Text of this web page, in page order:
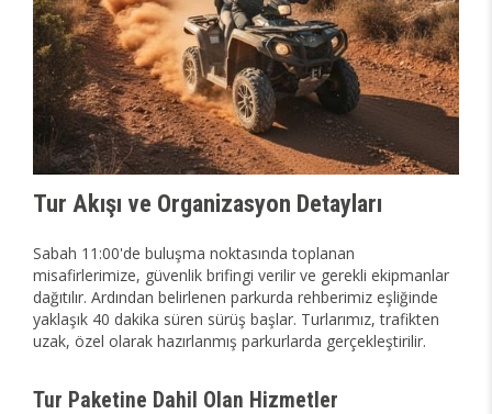
Tur Akışı ve Organizasyon Detayları
Sabah 11:00'de buluşma noktasında toplanan
misafirlerimize, güvenlik brifingi verilir ve gerekli ekipmanlar
dağıtılır. Ardından belirlenen parkurda rehberimiz eşliğinde
yaklaşık 40 dakika süren sürüş başlar. Turlarımız, trafikten
uzak, özel olarak hazırlanmış parkurlarda gerçekleştirilir.
Tur Paketine Dahil Olan Hizmetler